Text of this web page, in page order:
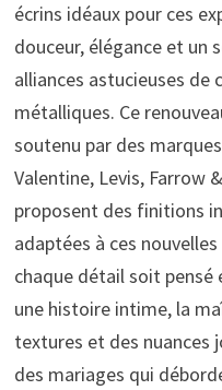
écrins idéaux pour ces
douceur, élégance et un
alliances astucieuses de
métalliques. Ce
soutenu par des
Valentine, Levis, Farrow
proposent des finitions
adaptées à ces
chaque détail soit pensé
une histoire intime, la
textures et des nuances
des mariages qui